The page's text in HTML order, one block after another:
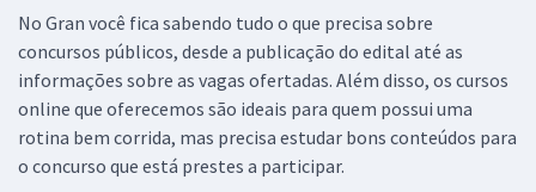
No Gran você fica sabendo tudo o que precisa sobre
concursos públicos, desde a publicação do edital até as
informações sobre as vagas ofertadas. Além disso, os cursos
online que oferecemos são ideais para quem possui uma
rotina bem corrida, mas precisa estudar bons conteúdos para
o concurso que está prestes a participar.